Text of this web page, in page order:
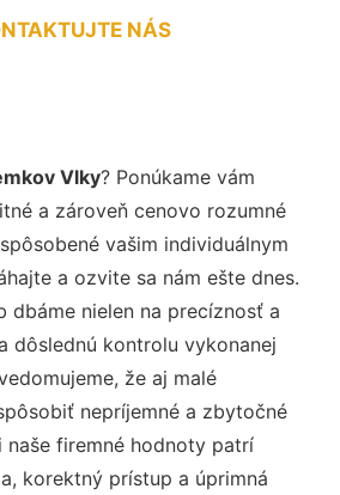
NÁS
Vlky? Ponúkame vám
a zároveň cenovo rozumné
vašim individuálnym
a ozvite sa nám ešte dnes.
dbáme nielen na precíznosť a
dôslednú kontrolu vykonanej
že aj malé
nepríjemné a zbytočné
naše firemné hodnoty patrí
korektný prístup a úprimná